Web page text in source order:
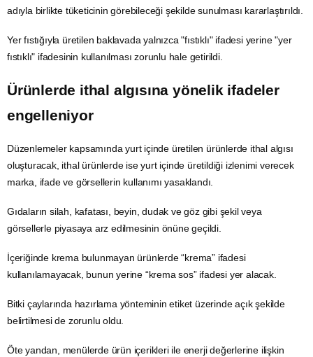
adıyla birlikte tüketicinin görebileceği şekilde sunulması kararlaştırıldı.
Yer fıstığıyla üretilen baklavada yalnızca "fıstıklı" ifadesi yerine "yer
fıstıklı" ifadesinin kullanılması zorunlu hale getirildi.
Ürünlerde ithal algısına yönelik ifadeler
engelleniyor
Düzenlemeler kapsamında yurt içinde üretilen ürünlerde ithal algısı
oluşturacak, ithal ürünlerde ise yurt içinde üretildiği izlenimi verecek
marka, ifade ve görsellerin kullanımı yasaklandı.
Gıdaların silah, kafatası, beyin, dudak vegözgibi şekil veya
görsellerle piyasaya arz edilmesinin önüne geçildi.
İçeriğinde krema bulunmayan ürünlerde “krema” ifadesi
kullanılamayacak, bunun yerine “krema sos” ifadesi yer alacak.
Bitki çaylarında hazırlama yönteminin etiket üzerinde açık şekilde
belirtilmesi de zorunlu oldu.
Öte yandan, menülerde ürün içerikleri ile enerjideğerlerine ilişkin